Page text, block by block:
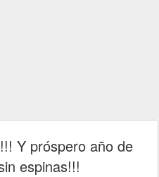
Y próspero año de
espinas!!!